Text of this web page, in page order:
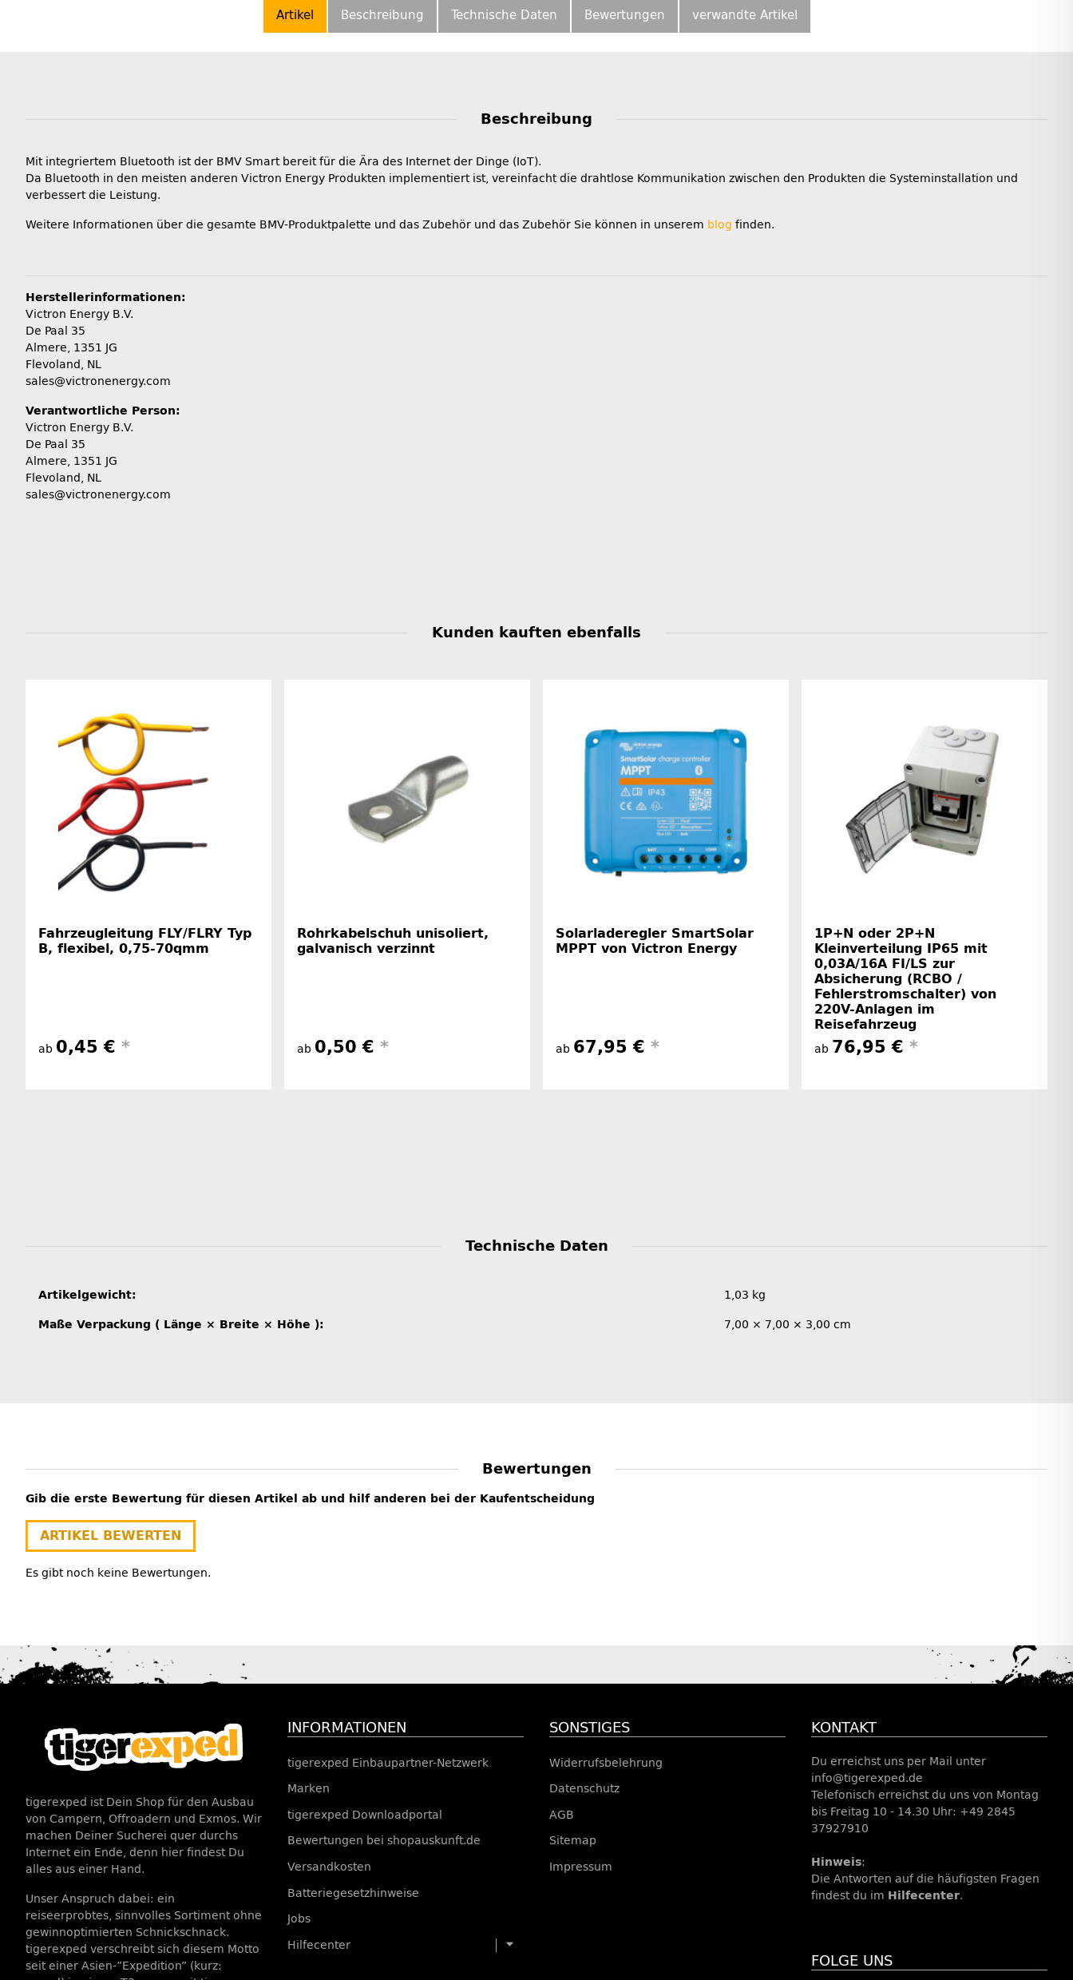
Artikel Beschreibung Technische Daten Bewertungen verwandte Artikel
Beschreibung
Mit integriertem Bluetooth ist der BMV Smart bereit für die Ära des Internet der Dinge (IoT).
Da Bluetooth in den meisten anderen Victron Energy Produkten implementiert ist, vereinfacht die drahtlose Kommunikation zwischen den Produkten die Systeminstallation und
verbessert die Leistung.
Weitere Informationen über die gesamte BMV-Produktpalette und das Zubehör und das Zubehör Sie können in unserem blog finden.
Herstellerinformationen:
Victron Energy B.V.
De Paal 35
Almere, 1351 JG
Flevoland, NL
sales@victronenergy.com
Verantwortliche Person:
Victron Energy B.V.
De Paal 35
Almere, 1351 JG
Flevoland, NL
sales@victronenergy.com
Kunden kauften ebenfalls
Fahrzeugleitung FLY/FLRY Typ
B, flexibel, 0,75-70qmm
ab 0,45 € *
Rohrkabelschuh unisoliert,
galvanisch verzinnt
ab 0,50 € *
Solarladeregler SmartSolar
MPPT von Victron Energy
ab 67,95 € *
1P+N oder 2P+N
Kleinverteilung IP65 mit
0,03A/16A FI/LS zur
Absicherung (RCBO /
Fehlerstromschalter) von
220V-Anlagen im
Reisefahrzeug
ab 76,95 € *
Technische Daten
Produkteigenschaft
Wert
Artikelgewicht: 1,03 kg
Maße Verpackung ( Länge × Breite × Höhe ): 7,00 × 7,00 × 3,00 cm
Bewertungen
Gib die erste Bewertung für diesen Artikel ab und hilf anderen bei der Kaufentscheidung
ARTIKEL BEWERTEN
Es gibt noch keine Bewertungen.
tigerexped ist Dein Shop für den Ausbau
von Campern, Offroadern und Exmos. Wir
machen Deiner Sucherei quer durchs
Internet ein Ende, denn hier findest Du
alles aus einer Hand.
Unser Anspruch dabei: ein
reiseerprobtes, sinnvolles Sortiment ohne
gewinnoptimierten Schnickschnack.
tigerexped verschreibt sich diesem Motto
seit einer Asien-”Expedition” (kurz:
INFORMATIONEN
tigerexped Einbaupartner-Netzwerk
Marken
tigerexped Downloadportal
Bewertungen bei shopauskunft.de
Versandkosten
Batteriegesetzhinweise
Jobs
Hilfecenter
SONSTIGES
Widerrufsbelehrung
Datenschutz
AGB
Sitemap
Impressum
KONTAKT
Du erreichst uns per Mail unter
info@tigerexped.de
Telefonisch erreichst du uns von Montag
bis Freitag 10 - 14.30 Uhr: +49 2845
37927910
Hinweis:
Die Antworten auf die häufigsten Fragen
findest du im Hilfecenter.
FOLGE UNS